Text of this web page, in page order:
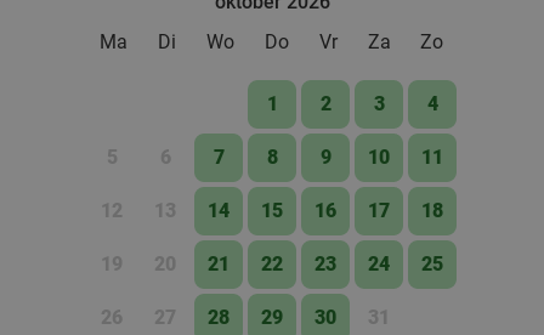
Ma
Di Wo Do Vr Za Zo
1 2 3 4
5 6 7 8 9 10 11
12 13 14 15 16 17 18
19 20 21 22 23 24 25
26 27 28 29 30 31